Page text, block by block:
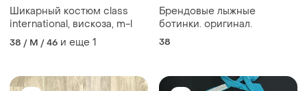
Шикарный костюм class
international, вискоза, m-l
38 / M / 46 и еще 1
Брендовые лыжные
ботинки. оригинал.
38